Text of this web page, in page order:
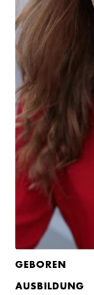
GEBOREN
AUSBILDUNG